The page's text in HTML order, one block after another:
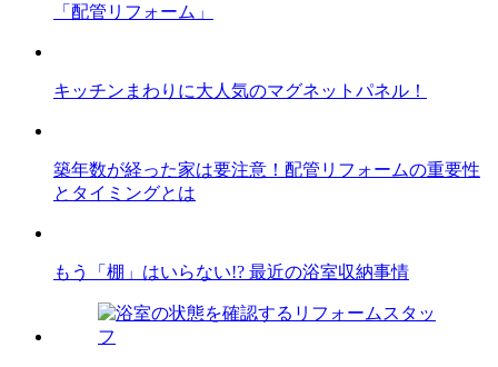
「配管リフォーム」
キッチンまわりに大人気のマグネットパネル！
築年数が経った家は要注意！配管リフォームの重要性
とタイミングとは
もう「棚」はいらない!? 最近の浴室収納事情